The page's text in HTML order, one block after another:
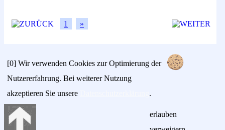
1 »
[0] Wir verwenden Cookies zur Optimierung der
Nutzererfahrung. Bei weiterer Nutzung
akzeptieren Sie unsere
.
erlauben